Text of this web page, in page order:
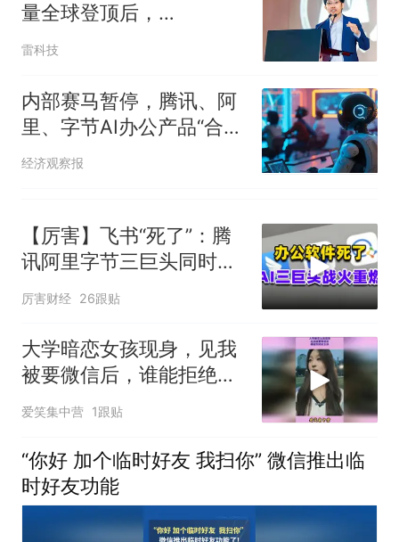
量全球登顶后，
DeepSeek涨价了
雷科技
内部赛马暂停，腾讯、阿
里、字节AI办公产品“合
兵”对阵
经济观察报
【厉害】飞书“死了”：腾
讯阿里字节三巨头同时掀
了软件的桌子
厉害财经 26跟贴
大学暗恋女孩现身，见我
被要微信后，谁能拒绝这
女孩
爱笑集中营 1跟贴
“你好 加个临时好友 我扫你” 微信推出临
时好友功能